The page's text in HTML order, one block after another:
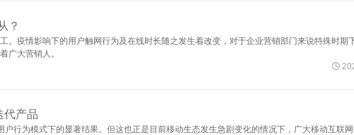
？
。疫情影响下的用户触网行为及在线时长随之发生着改变，对于企业营销部门来说特殊时期
广大营销人。

代产品
行为模式下的显著结果。但这也正是目前移动生态发生急剧变化的情况下，广大移动互联